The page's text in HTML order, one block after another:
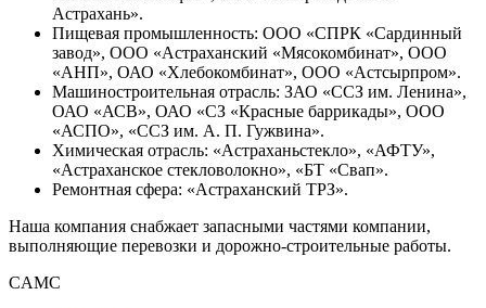
Астрахань».
Пищевая промышленность: ООО «СПРК «Сардинный
завод», ООО «Астраханский «Мясокомбинат», ООО
«АНП», ОАО «Хлебокомбинат», ООО «Астсырпром».
Машиностроительная отрасль: ЗАО «ССЗ им. Ленина»,
ОАО «АСВ», ОАО «СЗ «Красные баррикады», ООО
«АСПО», «ССЗ им. А. П. Гужвина».
Химическая отрасль: «Астраханьстекло», «АФТУ»,
«Астраханское стекловолокно», «БТ «Свап».
Ремонтная сфера: «Астраханский ТРЗ».
Наша компания снабжает запасными частями компании,
выполняющие перевозки и дорожно-строительные работы.
CAMC